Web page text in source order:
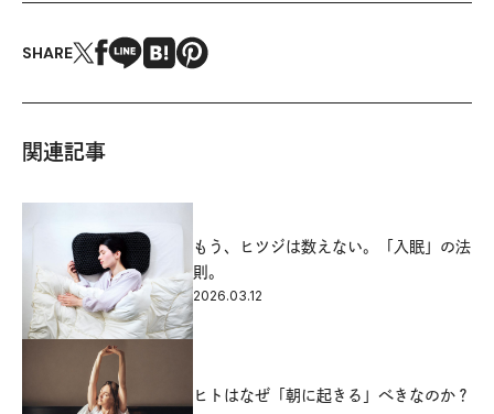
SHARE
関連記事
もう、ヒツジは数えない。「入眠」の法
則。
2026.03.12
ヒトはなぜ「朝に起きる」べきなのか？